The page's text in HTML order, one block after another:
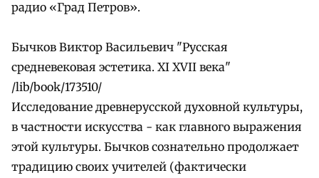
радио «Град Петров».
Бычков Виктор Васильевич "Русская
средневековая эстетика. XI XVII века"
/lib/book/173510/
Исследование древнерусской духовной культуры,
в частности искусства - как главного выражения
этой культуры. Бычков сознательно продолжает
традицию своих учителей (фактически